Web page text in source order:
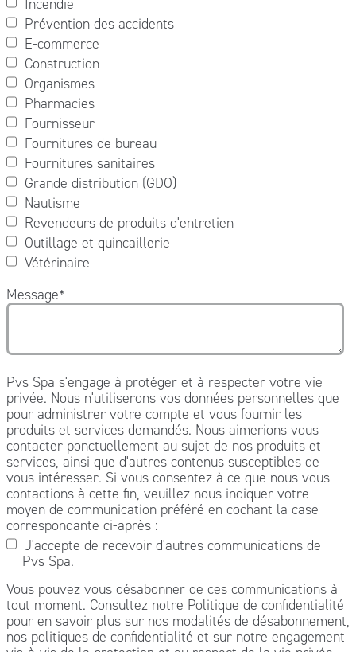
Incendie
Prévention des accidents
E-commerce
Construction
Organismes
Pharmacies
Fournisseur
Fournitures de bureau
Fournitures sanitaires
Grande distribution (GDO)
Nautisme
Revendeurs de produits d'entretien
Outillage et quincaillerie
Vétérinaire
Message*
Pvs Spa s'engage à protéger et à respecter votre vie
privée. Nous n'utiliserons vos données personnelles que
pour administrer votre compte et vous fournir les
produits et services demandés. Nous aimerions vous
contacter ponctuellement au sujet de nos produits et
services, ainsi que d'autres contenus susceptibles de
vous intéresser. Si vous consentez à ce que nous vous
contactions à cette fin, veuillez nous indiquer votre
moyen de communication préféré en cochant la case
correspondante ci-après :
J'accepte de recevoir d'autres communications de
Pvs Spa.
Vous pouvez vous désabonner de ces communications à
tout moment. Consultez notre Politique de confidentialité
pour en savoir plus sur nos modalités de désabonnement,
nos politiques de confidentialité et sur notre engagement